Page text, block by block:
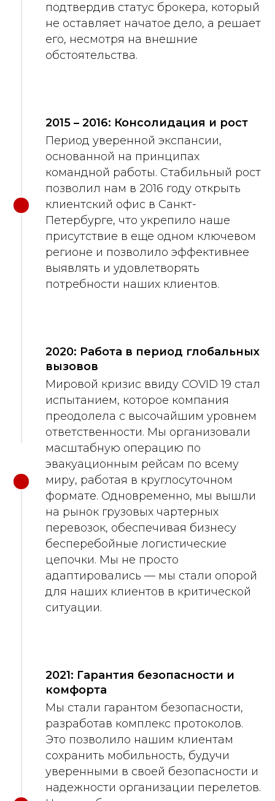
подтвердив статус брокера, который
не оставляет начатое дело, а решает
его, несмотря на внешние
обстоятельства.
2015 – 2016: Консолидация и рост
Период уверенной экспансии,
основанной на принципах
командной работы. Стабильный рост
позволил нам в 2016 году открыть
клиентский офис в Санкт-
Петербурге, что укрепило наше
присутствие в еще одном ключевом
регионе и позволило эффективнее
выявлять и удовлетворять
потребности наших клиентов.
2020: Работа в период глобальных
вызовов
Мировой кризис ввиду COVID 19 стал
испытанием, которое компания
преодолела с высочайшим уровнем
ответственности. Мы организовали
масштабную операцию по
эвакуационным рейсам по всему
миру, работая в круглосуточном
формате. Одновременно, мы вышли
на рынок грузовых чартерных
перевозок, обеспечивая бизнесу
бесперебойные логистические
цепочки. Мы не просто
адаптировались — мы стали опорой
для наших клиентов в критической
ситуации.
2021: Гарантия безопасности и
комфорта
Мы стали гарантом безопасности,
разработав комплекс протоколов.
Это позволило нашим клиентам
сохранить мобильность, будучи
уверенными в своей безопасности и
надежности организации перелетов.